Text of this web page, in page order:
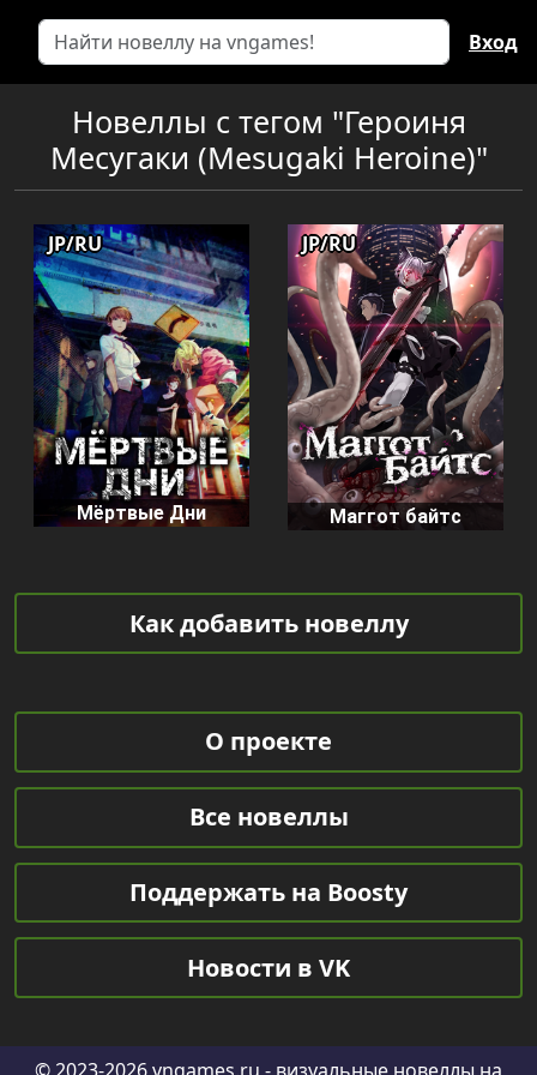
Вход
Новеллы с тегом "Героиня
Месугаки (Mesugaki Heroine)"
Мёртвые Дни
JP/RU
Маггот байтс
JP/RU
Как добавить новеллу
О проекте
Все новеллы
Поддержать на Boosty
Новости в VK